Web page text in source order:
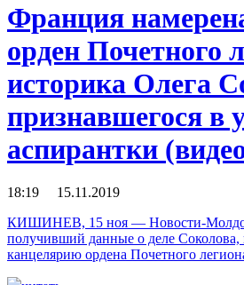
Франция
орден Почетного
историка Олега
признавшегося в
аспирантки
18:19 15.11.2019
КИШИНЕВ, 15 ноя — Новости-
получивший данные о деле Соколова,
канцелярию ордена Почетного